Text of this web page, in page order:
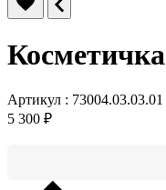
Артикул : 73004.03.03.01
5 300 ₽